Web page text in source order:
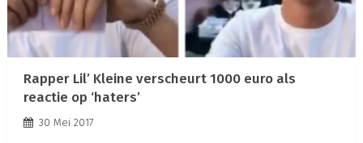
Rapper Lil’ Kleine verscheurt 1000 euro als
reactie op ‘haters’
30 Mei 2017